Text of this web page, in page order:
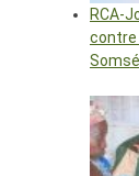
RCA-
contre